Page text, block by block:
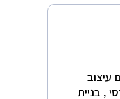
עיצוב
, בניית